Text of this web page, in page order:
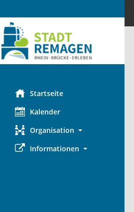
Startseite
Kalender
Organisation
Informationen